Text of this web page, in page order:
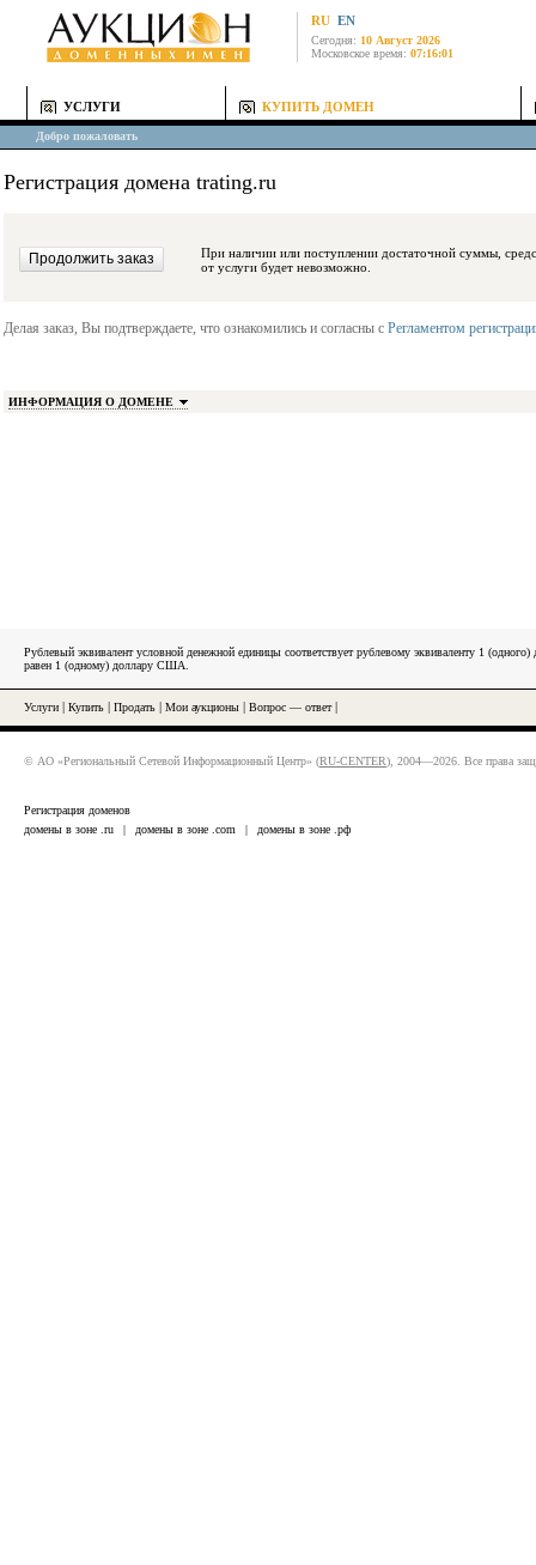
RU EN
Сегодня: 10 Август 2026
Московское время: 07:16:01
УСЛУГИ КУПИТЬ ДОМЕН
Добро пожаловать
Регистрация домена trating.ru
При наличии или поступлении достаточной суммы, средства будут
от услуги будет невозможно.
Делая заказ, Вы подтверждаете, что ознакомились и согласны с Регламентом
ИНФОРМАЦИЯ О ДОМЕНЕ
Рублевый эквивалент условной денежной единицы соответствует рублевому эквиваленту 1
равен 1 (одному) доллару США.
Услуги Купить Продать Мои аукционы Вопрос — ответ|
© АО «Региональный Сетевой Информационный Центр» (RU-CENTER), 2004—2026. Все права
Регистрация доменов
домены в зоне .ru
| домены в зоне .com | домены в зоне .рф